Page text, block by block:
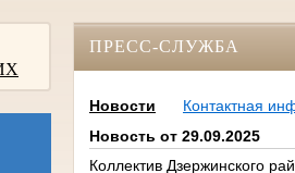
ПРЕСС-СЛУЖБА
Новости
Контактная
Новость от 29.09.2025
Коллектив Дзержинского